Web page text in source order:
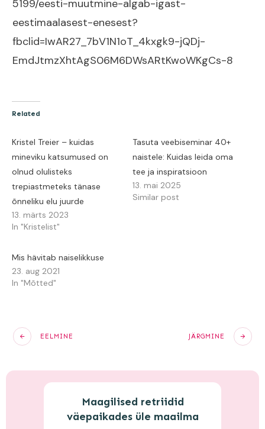
5199/eesti-muutmine-algab-igast-
eestimaalasest-enesest?
fbclid=IwAR27_7bV1N1oT_4kxgk9-jQDj-
EmdJtmzXhtAgS06M6DWsARtKwoWKgCs-8
Related
Kristel Treier – kuidas
mineviku katsumused on
olnud olulisteks
trepiastmeteks tänase
õnneliku elu juurde
13. märts 2023
In "Kristelist"
Tasuta veebiseminar 40+
naistele: Kuidas leida oma
tee ja inspiratsioon
13. mai 2025
Similar post
Mis hävitab naiselikkuse
23. aug 2021
In "Mõtted"
EELMINE JÄRGMINE
Maagilised retriidid
väepaikades üle maailma